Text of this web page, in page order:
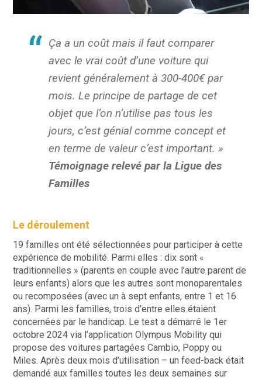
Ça a un coût mais il faut comparer
avec le vrai coût d’une voiture qui
revient généralement à 300-400€ par
mois. Le principe de partage de cet
objet que l’on n’utilise pas tous les
jours, c’est génial comme concept et
en terme de valeur c’est important. »
Témoignage relevé par la Ligue des
Familles
Le déroulement
19 familles ont été sélectionnées pour participer à cette
expérience de mobilité. Parmi elles : dix sont «
traditionnelles » (parents en couple avec l’autre parent de
leurs enfants) alors que les autres sont monoparentales
ou recomposées (avec un à sept enfants, entre 1 et 16
ans). Parmi les familles, trois d’entre elles étaient
concernées par le handicap. Le test a démarré le 1er
octobre 2024 via l’application Olympus Mobility qui
propose des voitures partagées Cambio, Poppy ou
Miles. Après deux mois d’utilisation – un feed-back était
demandé aux familles toutes les deux semaines sur